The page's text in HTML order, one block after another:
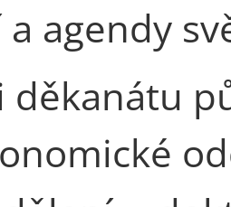
agendy
děkanátu